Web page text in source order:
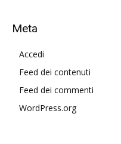
Meta
Accedi
Feed dei contenuti
Feed dei commenti
WordPress.org